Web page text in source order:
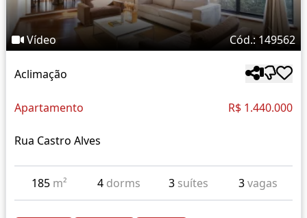
Vídeo Cód.: 149562
Aclimação
Apartamento R$ 1.440.000
Rua Castro Alves
185 m² 4 dorms 3 suítes 3vagas